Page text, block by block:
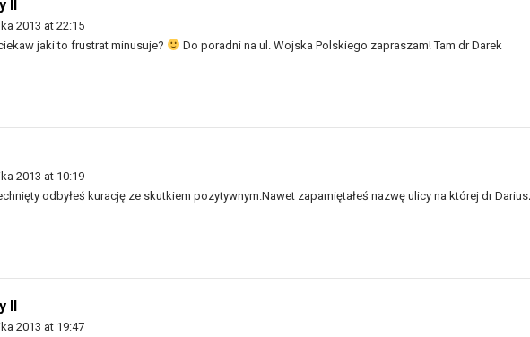
2013 at 22:15
jaki to frustrat minusuje?
Do poradni na ul. Wojska Polskiego zapraszam! Tam dr Darek
2013 at 10:19
odbyłeś kurację ze skutkiem pozytywnym.Nawet zapamiętałeś nazwę ulicy na której dr
II
2013 at 19:47